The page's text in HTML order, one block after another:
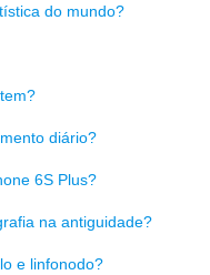
do mundo?
diário?
6S Plus?
na antiguidade?
e linfonodo?